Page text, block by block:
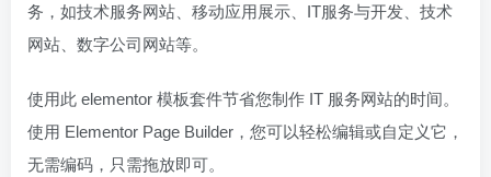
务，如技术服务网站、移动应用展示、IT服务与开发、技术
网站、数字公司网站等。
使用此 elementor 模板套件节省您制作 IT 服务网站的时间。
使用 Elementor Page Builder，您可以轻松编辑或自定义它，
无需编码，只需拖放即可。